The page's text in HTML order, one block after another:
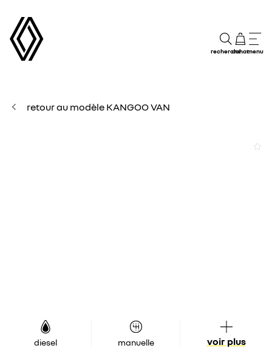
rechercheachatmenu
retour au modèle KANGOO VAN
diesel manuelle voir plus